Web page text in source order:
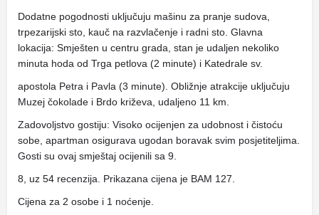
Dodatne pogodnosti uključuju mašinu za pranje sudova,
trpezarijski sto, kauč na razvlačenje i radni sto. Glavna
lokacija: Smješten u centru grada, stan je udaljen nekoliko
minuta hoda od Trga petlova (2 minute) i Katedrale sv.
apostola Petra i Pavla (3 minute). Obližnje atrakcije uključuju
Muzej čokolade i Brdo križeva, udaljeno 11 km.
Zadovoljstvo gostiju: Visoko ocijenjen za udobnost i čistoću
sobe, apartman osigurava ugodan boravak svim posjetiteljima.
Gosti su ovaj smještaj ocijenili sa 9.
8, uz 54 recenzija. Prikazana cijena je BAM 127.
Cijena za 2 osobe i 1 noćenje.